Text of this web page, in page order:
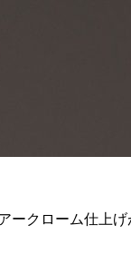
ークローム仕上